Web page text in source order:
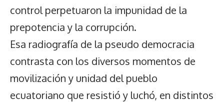
control perpetuaron la impunidad de la
prepotencia y la corrupción.
Esa radiografía de la pseudo democracia
contrasta con los diversos momentos de
movilización y unidad del pueblo
ecuatoriano que resistió y luchó, en distintos